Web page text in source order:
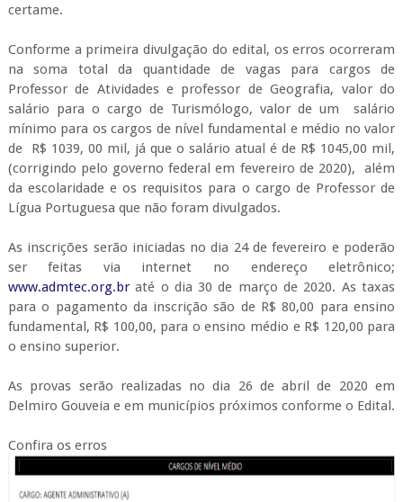
certame.
Conforme a primeira divulgação do edital, os erros ocorreram
na soma total da quantidade de vagas para cargos de
Professor de Atividades e professor de Geografia, valor do
salário para o cargo de Turismólogo, valor de um salário
mínimo para os cargos de nível fundamental e médio no valor
de R$ 1039, 00 mil, já que o salário atual é de R$ 1045,00 mil,
(corrigindo pelo governo federal em fevereiro de 2020), além
da escolaridade e os requisitos para o cargo de Professor de
Lígua Portuguesa que não foram divulgados.
As inscrições serão iniciadas no dia 24 de fevereiro e poderão
ser feitas via internet no endereço eletrônico;
www.admtec.org.braté o dia 30 de março de 2020. As taxas
para o pagamento da inscrição são de R$ 80,00 para ensino
fundamental, R$ 100,00, para o ensino médio e R$ 120,00 para
o ensino superior.
As provas serão realizadas no dia 26 de abril de 2020 em
Delmiro Gouveia e em municípios próximos conforme o Edital.
Confira os erros